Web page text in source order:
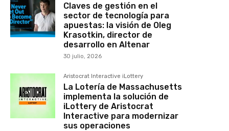
Claves de gestión en el
sector de tecnología para
apuestas: la visión de Oleg
Krasotkin, director de
desarrollo en Altenar
30 julio, 2026
Aristocrat Interactive iLottery
La Lotería de Massachusetts
implementa la solución de
iLottery de Aristocrat
Interactive para modernizar
sus operaciones